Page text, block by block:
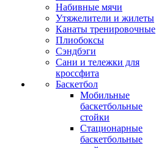
Набивные мячи
Утяжелители и жилеты
Канаты тренировочные
Плиобоксы
Сэндбэги
Сани и тележки для
кроссфита
Баскетбол
Мобильные
баскетбольные
стойки
Стационарные
баскетбольные